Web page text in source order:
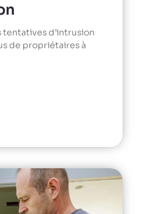
tentatives d’intrusion
de propriétaires à